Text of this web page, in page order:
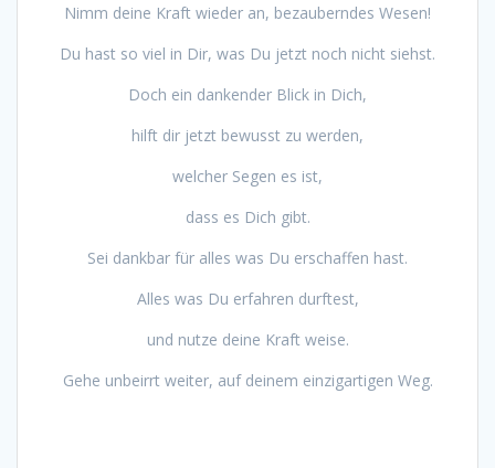
Nimm deine Kraft wieder an, bezauberndes Wesen!
Du hast so viel in Dir, was Du jetzt noch nicht siehst.
Doch ein dankender Blick in Dich,
hilft dir jetzt bewusst zu werden,
welcher Segen es ist,
dass es Dich gibt.
Sei dankbar für alles was Du erschaffen hast.
Alles was Du erfahren durftest,
und nutze deine Kraft weise.
Gehe unbeirrt weiter, auf deinem einzigartigen Weg.